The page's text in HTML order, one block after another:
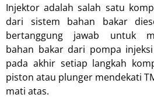
Injektor adalah salah satu
dari sistem bahan bakar
bertanggung jawab untuk
bahan bakar dari pompa
pada akhir setiap langkah
piston atau plunger mendekati
mati atas.